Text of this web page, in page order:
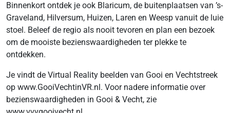
Binnenkort ontdek je ook Blaricum, de buitenplaatsen van ’s-
Graveland, Hilversum, Huizen, Laren en Weesp vanuit de luie
stoel. Beleef de regio als nooit tevoren en plan een bezoek
om de mooiste bezienswaardigheden ter plekke te
ontdekken.
Je vindt de Virtual Reality beelden van Gooi en Vechtstreek
op www.GooiVechtinVR.nl. Voor nadere informatie over
bezienswaardigheden in Gooi & Vecht, zie